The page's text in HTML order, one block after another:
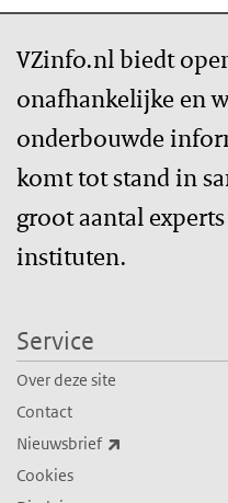
VZinfo.nl biedt
onafhankelijke en
onderbouwde
komt tot stand in
groot aantal
instituten.
Service
Over deze site
Contact
Nieuwsbrief
Cookies